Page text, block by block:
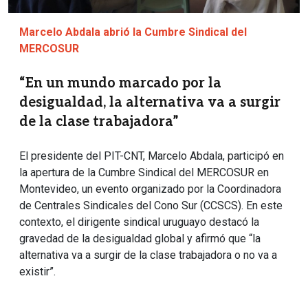
Marcelo Abdala abrió la Cumbre Sindical del
MERCOSUR
“En un mundo marcado por la
desigualdad, la alternativa va a surgir
de la clase trabajadora”
El presidente del PIT-CNT, Marcelo Abdala, participó en
la apertura de la Cumbre Sindical del MERCOSUR en
Montevideo, un evento organizado por la Coordinadora
de Centrales Sindicales del Cono Sur (CCSCS). En este
contexto, el dirigente sindical uruguayo destacó la
gravedad de la desigualdad global y afirmó que “la
alternativa va a surgir de la clase trabajadora o no va a
existir”.